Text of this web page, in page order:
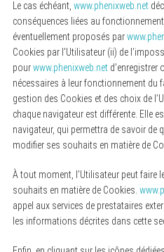
Le cas échéant, www.phenixweb.net
conséquences liées au
éventuellement proposés par
Cookies par l’Utilisateur (ii) de
pourwww.phenixweb.netd’enregistrer
nécessaires à leur fonctionnement du
gestion des Cookies et des choix de
chaque navigateur est différente. Elle
navigateur, qui permettra de savoir de
modifier ses souhaits en matière de
À tout moment, l’Utilisateur peut faire
souhaits en matière de Cookies.
appel aux services de prestataires
les informations décrites dans cette